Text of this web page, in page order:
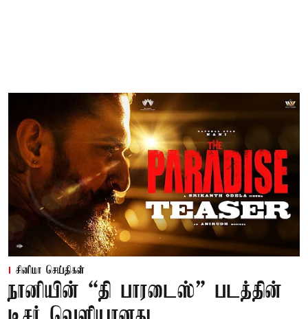
சினிமா செய்திகள்
நானியின் “தி பாரடைஸ்” படத்தின்